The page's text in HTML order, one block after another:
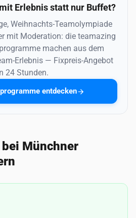
Erlebnis statt nur Buffet?
Weihnachts-Teamolympiade
mit Moderation: die teamazing
machen aus dem
Erlebnis — Fixpreis-Angebot
24 Stunden.
entdecken
Münchner